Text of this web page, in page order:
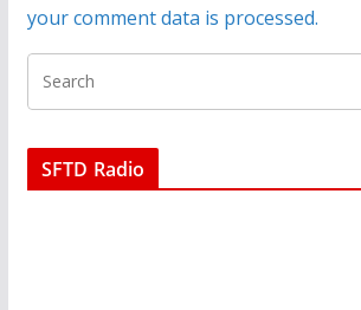
your comment data is processed.
SFTD Radio